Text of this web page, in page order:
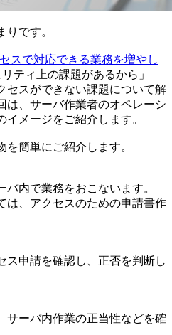
です。
スで対応できる業務を増やし
ティ上の課題があるから」
セスができない課題について解
は、サーバ作業者のオペレーシ
メージをご紹介します。
を簡単にご紹介します。
内で業務をおこないます。
、アクセスのための申請書作
申請を確認し、正否を判断し
ーバ内作業の正当性などを確